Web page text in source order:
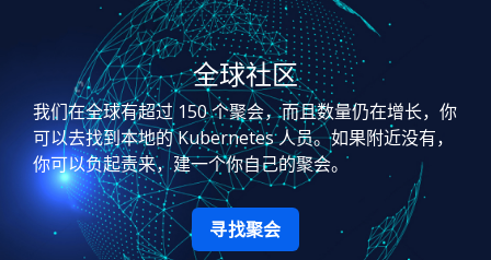
全球社区
我们在全球有超过 150 个聚会，而且数量仍在增长，你
可以去找到本地的 Kubernetes 人员。如果附近没有，
你可以负起责来，建一个你自己的聚会。
寻找聚会